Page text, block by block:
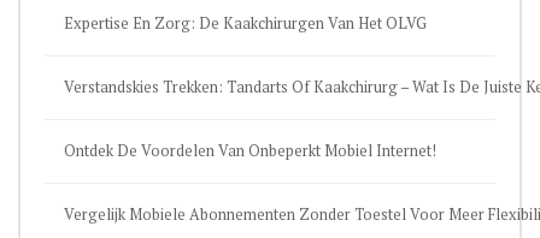
Expertise En Zorg: De Kaakchirurgen Van Het OLVG
Verstandskies Trekken: Tandarts Of Kaakchirurg – Wat Is De Juiste
Ontdek De Voordelen Van Onbeperkt Mobiel Internet!
Vergelijk Mobiele Abonnementen Zonder Toestel Voor Meer